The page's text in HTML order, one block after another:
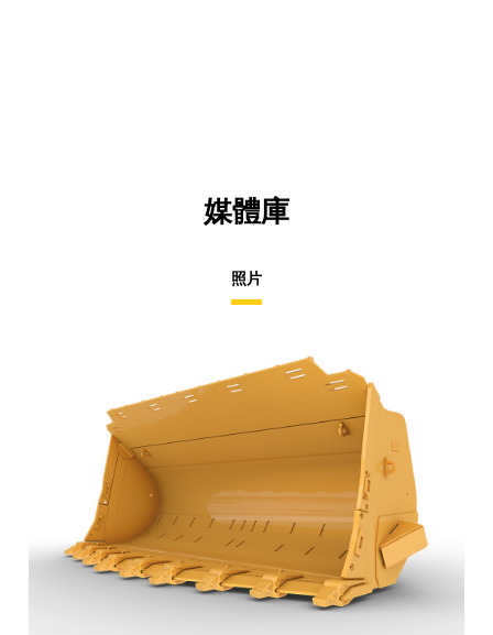
媒體庫
照片